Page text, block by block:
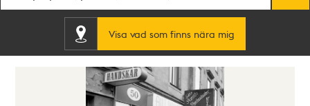
Visa vad som finns nära mig